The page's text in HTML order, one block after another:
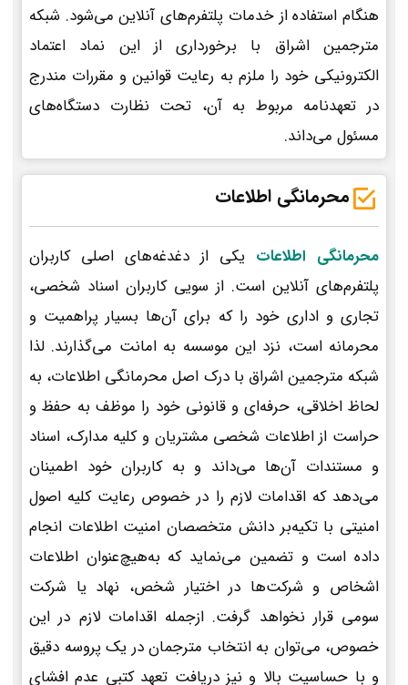
هنگام استفاده از خدمات پلتفرم‌های آنلاین می‌شود. شبکه
مترجمین اشراق با برخورداری از این نماد اعتماد
الکترونیکی خود را ملزم به رعایت قوانین و مقررات مندرج
در تعهدنامه مربوط به آن، تحت نظارت دستگاه‌های
مسئول می‌داند.
محرمانگی اطلاعات
محرمانگی اطلاعات یکی از دغدغه‌های اصلی کاربران
پلتفرم‌های آنلاین است. از سویی کاربران اسناد شخصی،
تجاری و اداری خود را که برای آن‌ها بسیار پراهمیت و
محرمانه است، نزد این موسسه به امانت می‌گذارند. لذا
شبکه مترجمین اشراق با درک اصل محرمانگی اطلاعات، به
لحاظ اخلاقی، حرفه‌ای و قانونی خود را موظف به حفظ و
حراست از اطلاعات شخصی مشتریان و کلیه مدارک، اسناد
و مستندات آن‌ها می‌داند و به کاربران خود اطمینان
می‌دهد که اقدامات لازم را در خصوص رعایت کلیه اصول
امنیتی با تکیه‌بر دانش متخصصان امنیت اطلاعات انجام
داده است و تضمین می‌نماید که به‌هیچ‌عنوان اطلاعات
اشخاص و شرکت‌ها در اختیار شخص، نهاد یا شرکت
سومی قرار نخواهد گرفت. ازجمله اقدامات لازم در این
خصوص، می‌توان به انتخاب مترجمان در یک پروسه دقیق
و با حساسیت بالا و نیز دریافت تعهد کتبی عدم افشای